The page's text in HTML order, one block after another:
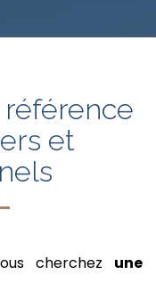
et
cherchez une